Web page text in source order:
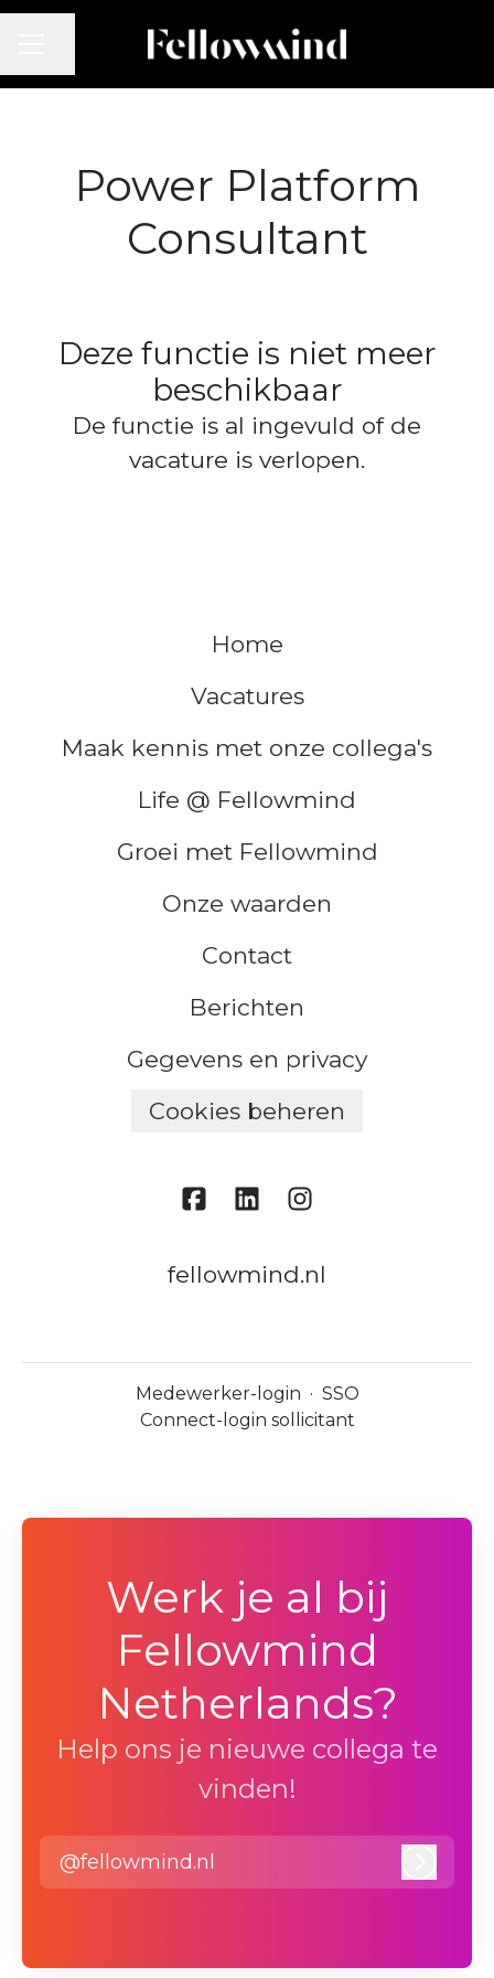
CARRIÈREMENU
Pagina delen
Power Platform
Consultant
Deze functie is niet meer
beschikbaar
De functie is al ingevuld of de
vacature is verlopen.
Home
Vacatures
Maak kennis met onze collega's
Life @ Fellowmind
Groei met Fellowmind
Onze waarden
Contact
Berichten
Gegevens en privacy
Cookies beheren
fellowmind.nl
Medewerker-login · SSO
Connect-login sollicitant
Werk je al bij
Fellowmind
Netherlands?
Help ons je nieuwe collega te
vinden!
@fellowmind.nl